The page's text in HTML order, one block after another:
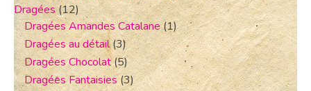
Dragées(12)
Dragées Amandes Catalane(1)
Dragées au détail(3)
Dragées Chocolat(5)
Dragées Fantaisies (3)